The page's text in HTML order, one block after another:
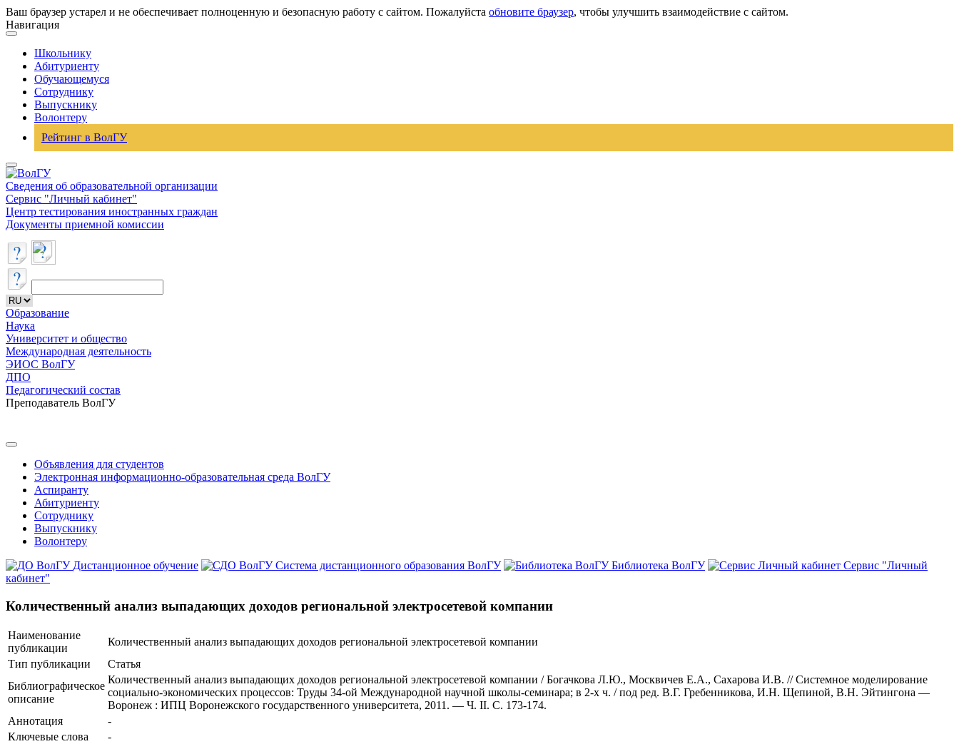
Ваш браузер устарел и не обеспечивает полноценную и безопасную работу с сайтом. Пожалуйста обновите браузер, чтобы улучшить взаимодействие с сайтом.
Навигация
Школьнику
Абитуриенту
Обучающемуся
Сотруднику
Выпускнику
Волонтеру
Рейтинг в ВолГУ
Сведения об образовательной организации
Сервис "Личный кабинет"
Центр тестирования иностранных граждан
Документы приемной комиссии
Образование
Наука
Университет и общество
Международная деятельность
ЭИОС ВолГУ
ДПО
Педагогический состав
Преподаватель ВолГУ
Объявления для студентов
Электронная информационно-образовательная среда ВолГУ
Аспиранту
Абитуриенту
Сотруднику
Выпускнику
Волонтеру
Дистанционное обучение
Система дистанционного образования ВолГУ Библиотека ВолГУ
Сервис "Личный
кабинет"
Количественный анализ выпадающих доходов региональной электросетевой компании
Наименование
публикации
Количественный анализ выпадающих доходов региональной электросетевой компании
Тип публикации
Статья
Библиографическое
описание
Количественный анализ выпадающих доходов региональной электросетевой компании / Богачкова Л.Ю., Москвичев Е.А., Сахарова И.В. // Системное моделирование
социально-экономических процессов: Труды 34-ой Международной научной школы-семинара; в 2-х ч. / под ред. В.Г. Гребенникова, И.Н. Щепиной, В.Н. Эйтингона —
Воронеж : ИПЦ Воронежского государственного университета, 2011. — Ч. II. С. 173-174.
Аннотация
-
Ключевые cлова
-